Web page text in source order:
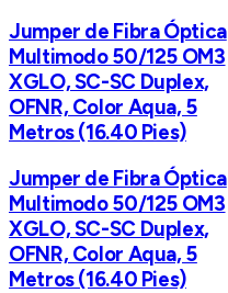
Jumper de Fibra Óptica
Multimodo 50/125 OM3
XGLO, SC-SC Duplex,
OFNR, Color Aqua, 5
Metros (16.40 Pies)
Jumper de Fibra Óptica
Multimodo 50/125 OM3
XGLO, SC-SC Duplex,
OFNR, Color Aqua, 5
Metros (16.40 Pies)